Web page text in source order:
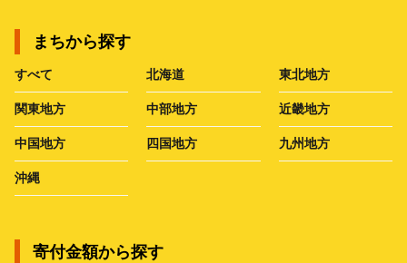
まちから探す
すべて 北海道 東北地方
関東地方 中部地方 近畿地方
中国地方 四国地方 九州地方
沖縄
寄付金額から探す